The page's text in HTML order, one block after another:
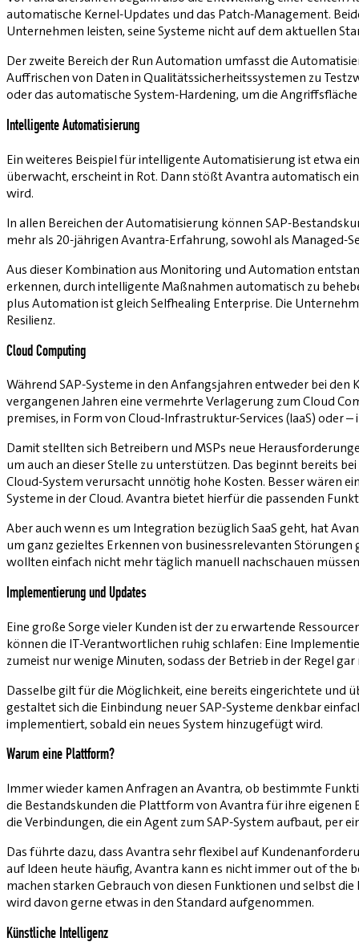
automatische Kernel-Updates und das Patch-Management.
Unternehmen leisten, seine Systeme nicht auf dem aktuellen
Der zweite Bereich der Run Automation umfasst die
Auffrischen von Daten in Qualitätssicherheitssystemen zu
oder das automatische System-Hardening, um die
Intelligente Automatisierung
Ein weiteres Beispiel für intelligente Automatisierung ist etwa
überwacht, erscheint in Rot. Dann stößt Avantra automatisch
wird.
In allen Bereichen der Automatisierung können SAP-
mehr als 20-jährigen Avantra-Erfahrung, sowohl als Managed-
Aus dieser Kombination aus Monitoring und Automation
erkennen, durch intelligente Maßnahmen automatisch zu
plus Automation ist gleich Selfhealing Enterprise. Die
Resilienz.
Cloud Computing
Während SAP-Systeme in den Anfangsjahren entweder bei
vergangenen Jahren eine vermehrte Verlagerung zum Cloud
premises, in Form von Cloud-Infrastruktur-Services (IaaS) oder
Damit stellten sich Betreibern und MSPs neue
um auch an dieser Stelle zu unterstützen. Das beginnt bereits
Cloud-System verursacht unnötig hohe Kosten. Besser wären
Systeme in der Cloud. Avantra bietet hierfür die passenden
Aber auch wenn es um Integration bezüglich SaaS geht, hat
um ganz gezieltes Erkennen von businessrelevanten
wollten einfach nicht mehr täglich manuell nachschauen
Implementierung und Updates
Eine große Sorge vieler Kunden ist der zu erwartende
können die IT-Verantwortlichen ruhig schlafen: Eine
zumeist nur wenige Minuten, sodass der Betrieb in der Regel
Dasselbe gilt für die Möglichkeit, eine bereits eingerichtete und
gestaltet sich die Einbindung neuer SAP-Systeme denkbar
implementiert, sobald ein neues System hinzugefügt wird.
Warum eine Plattform?
Immer wieder kamen Anfragen an Avantra, ob bestimmte
die Bestandskunden die Plattform von Avantra für ihre
die Verbindungen, die ein Agent zum SAP-System aufbaut, per
Das führte dazu, dass Avantra sehr flexibel auf
auf Ideen heute häufig, Avantra kann es nicht immer out of the
machen starken Gebrauch von diesen Funktionen und selbst
wird davon gerne etwas in den Standard aufgenommen.
Künstliche Intelligenz